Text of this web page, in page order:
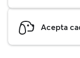
Acepta